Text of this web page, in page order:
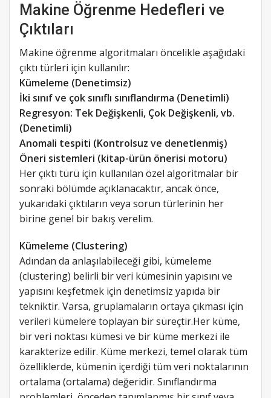
Makine Öğrenme Hedefleri ve
Çıktıları
Makine öğrenme algoritmaları öncelikle aşağıdaki
çıktı türleri için kullanılır:
Kümeleme (Denetimsiz)
İki sınıf ve çok sınıflı sınıflandırma (Denetimli)
Regresyon: Tek Değişkenli, Çok Değişkenli, vb.
(Denetimli)
Anomali tespiti (Kontrolsuz ve denetlenmiş)
Öneri sistemleri (kitap-ürün önerisi motoru)
Her çıktı türü için kullanılan özel algoritmalar bir
sonraki bölümde açıklanacaktır, ancak önce,
yukarıdaki çıktıların veya sorun türlerinin her
birine genel bir bakış verelim.
Kümeleme (Clustering)
Adından da anlaşılabileceği gibi, kümeleme
(clustering) belirli bir veri kümesinin yapısını ve
yapısını keşfetmek için denetimsiz yapıda bir
tekniktir. Varsa, gruplamaların ortaya çıkması için
verileri kümelere toplayan bir süreçtir.Her küme,
bir veri noktası kümesi ve bir küme merkezi ile
karakterize edilir. Küme merkezi, temel olarak tüm
özelliklerde, kümenin içerdiği tüm veri noktalarının
ortalama (ortalama) değeridir. Sınıflandırma